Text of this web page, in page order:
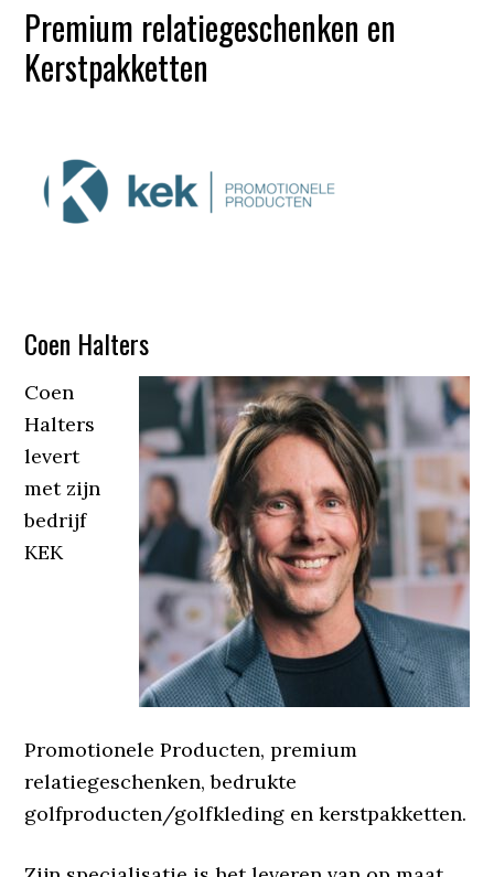
Premium relatiegeschenken en
Kerstpakketten
Coen Halters
Coen
Halters
levert
met zijn
bedrijf
KEK
Promotionele Producten, premium
relatiegeschenken, bedrukte
golfproducten/golfkleding en kerstpakketten.